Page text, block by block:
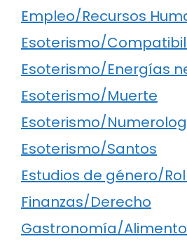
Empleo/Recursos
Esoterismo/
Esoterismo/Energías
Esoterismo/Muerte
Esoterismo/
Esoterismo/Santos
Estudios de género/
Finanzas/Derecho
Gastronomía/